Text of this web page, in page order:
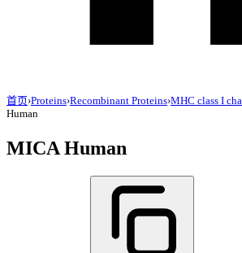
首页›Proteins›Recombinant Proteins›MHC class I
Human
MICA Human